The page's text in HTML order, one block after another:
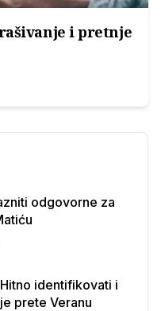
i pretnje
odgovorne za
identifikovati i
prete Veranu